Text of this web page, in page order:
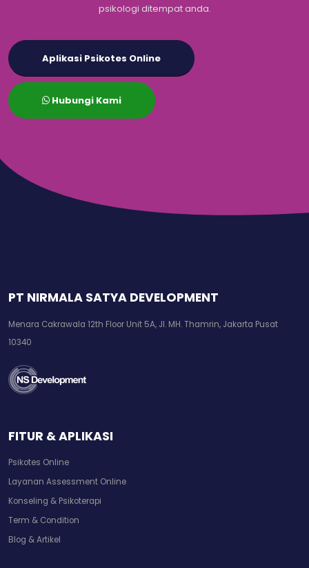
psikologi ditempat anda.
Aplikasi Psikotes Online
Hubungi Kami
PT NIRMALA SATYA DEVELOPMENT
Menara Cakrawala 12th Floor Unit 5A, Jl. MH. Thamrin, Jakarta Pusat
10340
FITUR & APLIKASI
Psikotes Online
Layanan Assessment Online
Konseling & Psikoterapi
Term & Condition
Blog & Artikel